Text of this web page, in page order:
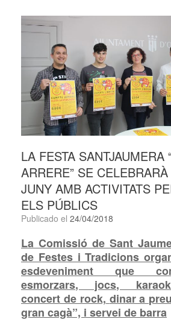
LA FESTA SANTJAUMERA
ARRERE” SE
JUNY AMB ACTIVITATS
ELS PÚBLICS
Publicado el 24/04/2018
La Comissió de Sant
de Festes i Tradicions
esdeveniment que
esmorzars, jocs,
concert de rock, dinar a
gran cagà”, i servei de barra